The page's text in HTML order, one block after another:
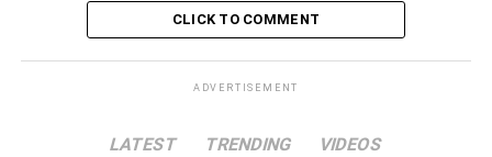
CLICK TO COMMENT
ADVERTISEMENT
LATEST TRENDING VIDEOS